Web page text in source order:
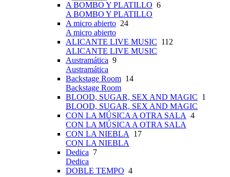
A BOMBO Y PLATILLO 6
A BOMBO Y PLATILLO
A micro abierto 24
A micro abierto
ALICANTE LIVE MUSIC 112
ALICANTE LIVE MUSIC
Austramática 9
Austramática
Backstage Room 14
Backstage Room
BLOOD, SUGAR, SEX AND MAGIC 1
BLOOD, SUGAR, SEX AND MAGIC
CON LA MÚSICA A OTRA SALA 4
CON LA MÚSICA A OTRA SALA
CON LA NIEBLA 17
CON LA NIEBLA
Dedica 7
Dedica
DOBLE TEMPO 4